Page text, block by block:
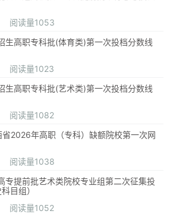
阅读量1053
生高职专科批(体育类)第一次投档分数线
阅读量1023
生高职专科批(艺术类)第一次投档分数线
阅读量1082
2026年高职（专科）缺额院校第一次网
阅读量1038
专提前批艺术类院校专业组第二次征集投
目组）
阅读量1052